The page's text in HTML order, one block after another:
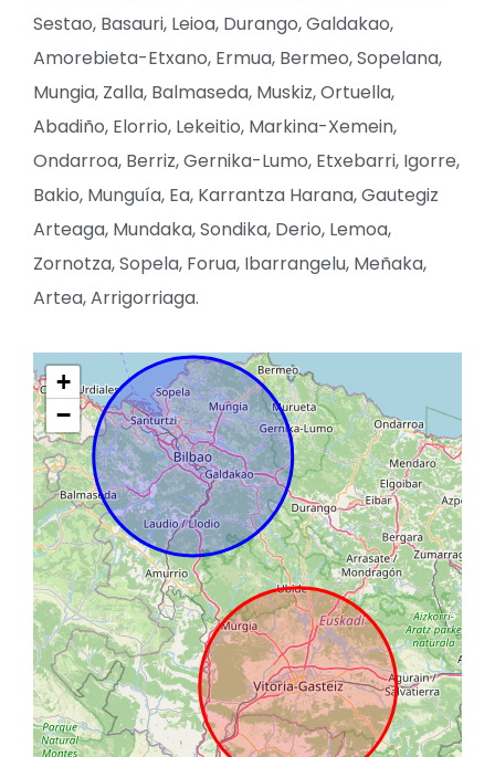
Sestao, Basauri, Leioa, Durango, Galdakao,
Amorebieta-Etxano, Ermua, Bermeo, Sopelana,
Mungia, Zalla, Balmaseda, Muskiz, Ortuella,
Abadiño, Elorrio, Lekeitio, Markina-Xemein,
Ondarroa, Berriz, Gernika-Lumo, Etxebarri, Igorre,
Bakio, Munguía, Ea, Karrantza Harana, Gautegiz
Arteaga, Mundaka, Sondika, Derio, Lemoa,
Zornotza, Sopela, Forua, Ibarrangelu, Meñaka,
Artea, Arrigorriaga.